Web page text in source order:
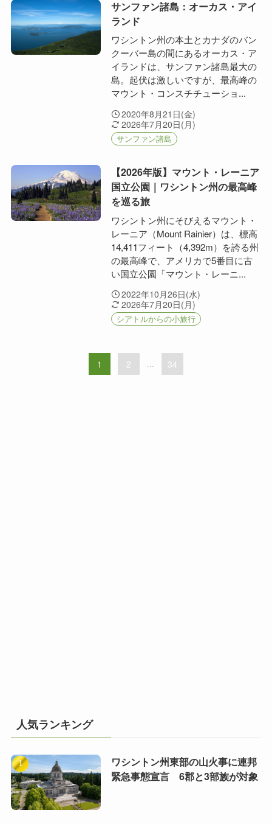
サンファン諸島：オーカス・アイ
ランド
ワシントン州の本土とカナダのバン
クーバー島の間にあるオーカス・ア
イランドは、サンファン諸島最大の
島。起伏は激しいですが、最高峰の
マウント・コンスチチューショ...
2020年8月21日(金)
2026年7月20日(月)
サンファン諸島
【2026年版】マウント・レーニア
国立公園｜ワシントン州の最高峰
を巡る旅
ワシントン州にそびえるマウント・
レーニア（Mount Rainier）は、標高
14,411フィート（4,392m）を誇る州
の最高峰で、アメリカで5番目に古
い国立公園「マウント・レーニ...
2022年10月26日(水)
2026年7月20日(月)
シアトルからの小旅行
1 2 ... 34
人気ランキング
ワシントン州東部の山火事に連邦
緊急事態宣言 6郡と3部族が対象